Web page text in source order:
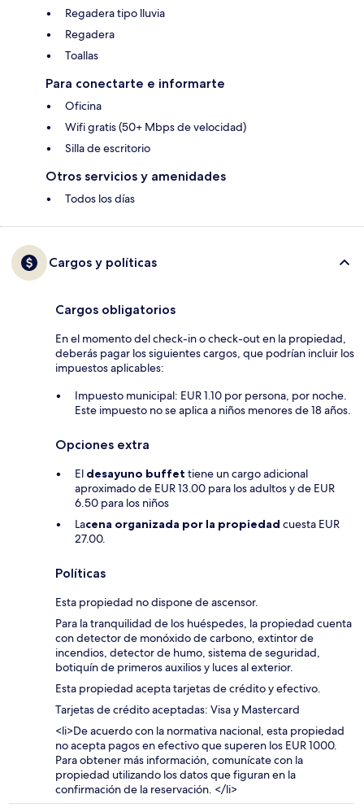
Regadera tipo lluvia
Regadera
Toallas
Para conectarte e informarte
Oficina
Wifi gratis (50+ Mbps de velocidad)
Silla de escritorio
Otros servicios y amenidades
Todos los días
Cargos y políticas
Cargos obligatorios
En el momento del check-in o check-out en la propiedad,
deberás pagar los siguientes cargos, que podrían incluir los
impuestos aplicables:
Impuesto municipal: EUR 1.10 por persona, por noche.
Este impuesto no se aplica a niños menores de 18 años.
Opciones extra
El desayuno buffet tiene un cargo adicional
aproximado de EUR 13.00 para los adultos y de EUR
6.50 para los niños
Lacena organizada por la propiedad cuesta EUR
27.00.
Políticas
Esta propiedad no dispone de ascensor.
Para la tranquilidad de los huéspedes, la propiedad cuenta
con detector de monóxido de carbono, extintor de
incendios, detector de humo, sistema de seguridad,
botiquín de primeros auxilios y luces al exterior.
Esta propiedad acepta tarjetas de crédito y efectivo.
Tarjetas de crédito aceptadas: Visa y Mastercard
<li>De acuerdo con la normativa nacional, esta propiedad
no acepta pagos en efectivo que superen los EUR 1000.
Para obtener más información, comunícate con la
propiedad utilizando los datos que figuran en la
confirmación de la reservación. </li>